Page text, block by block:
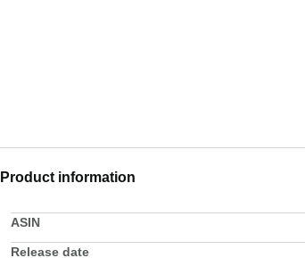
Product information
ASIN
Release date